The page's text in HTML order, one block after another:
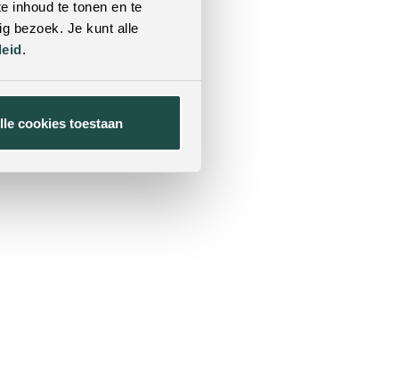
inhoud te tonen en te
bezoek. Je kunt alle
.
cookies toestaan